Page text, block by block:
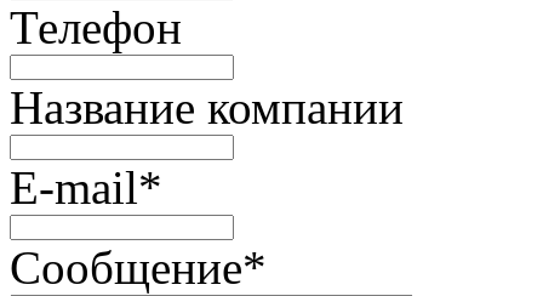
Телефон
Название компании
E-mail*
Сообщение*